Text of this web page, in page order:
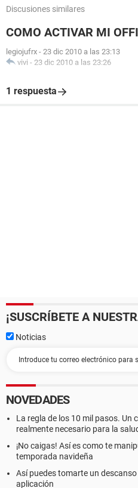
Discusiones similares
COMO ACTIVAR MI
legiojufrx - 23 dic 2010 a las 23:13
vivi - 23 dic 2010 a las 23:26
1 respuesta
¡SUSCRÍBETE A
Noticias
NOVEDADES
La regla de los 10 mil pasos. Un
realmente necesario para la
¡No caigas! Así es como te
temporada navideña
Así puedes tomarte un
aplicación